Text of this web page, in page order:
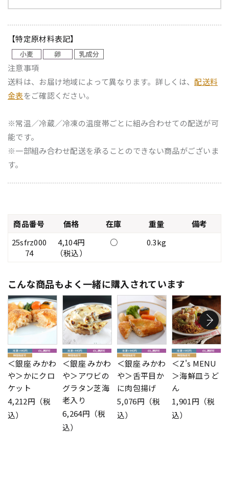
【特定原材料表記】
注意事項
送料は、お届け地域によって異なります。詳しくは、配送料
金表をご確認ください。
※常温／冷蔵／冷凍の温度帯ごとに組み合わせての配送が可
能です。
※一部組み合わせ配送を承ることのできない商品がございま
す。
商品番号 価格 在庫 重量
備考
25sfrz000
74
4,104円
（税込）
○ 0.3kg
こんな商品もよく一緒に購入されています
＜銀座 みかわ
や＞かにクロ
ケット
4,212円（税
込）
＜銀座 みかわ
や＞アワビの
グラタン芝海
老入り
6,264円（税
込）
＜銀座 みかわ
や＞舌平目か
に肉包揚げ
5,076円（税
込）
＜Z's MENU
＞海鮮皿うど
ん
1,901円（税
込）